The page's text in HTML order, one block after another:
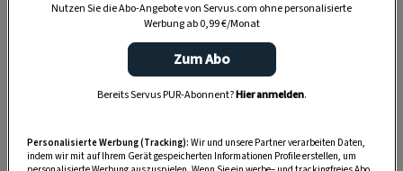
Nutzen Sie die Abo-Angebote von Servus.com ohne personalisierte
Werbung ab 0,99 €/Monat
Zum Abo
Bereits Servus PUR-Abonnent?Hier anmelden.
Personalisierte Werbung (Tracking): Wir und unsere Partner verarbeiten Daten,
indem wir mit auf Ihrem Gerät gespeicherten Informationen Profile erstellen, um